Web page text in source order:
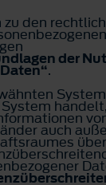
den
der
.
auch